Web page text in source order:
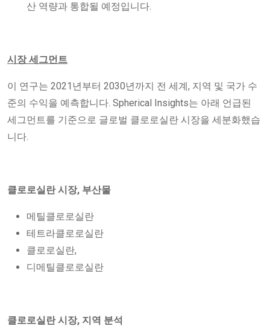
산 역량과 통합될 예정입니다.
시장 세그먼트
이 연구는 2021년부터 2030년까지 전 세계, 지역 및 국가 수
준의 수익을 예측합니다. Spherical Insights는 아래 언급된
세그먼트를 기준으로 글로벌 클로로실란 시장을 세분화했습
니다.
클로로실란 시장, 부산물
메틸클로로실란
테트라클로로실란
클로로실란,
디메틸클로로실란
클로로실란 시장, 지역 분석